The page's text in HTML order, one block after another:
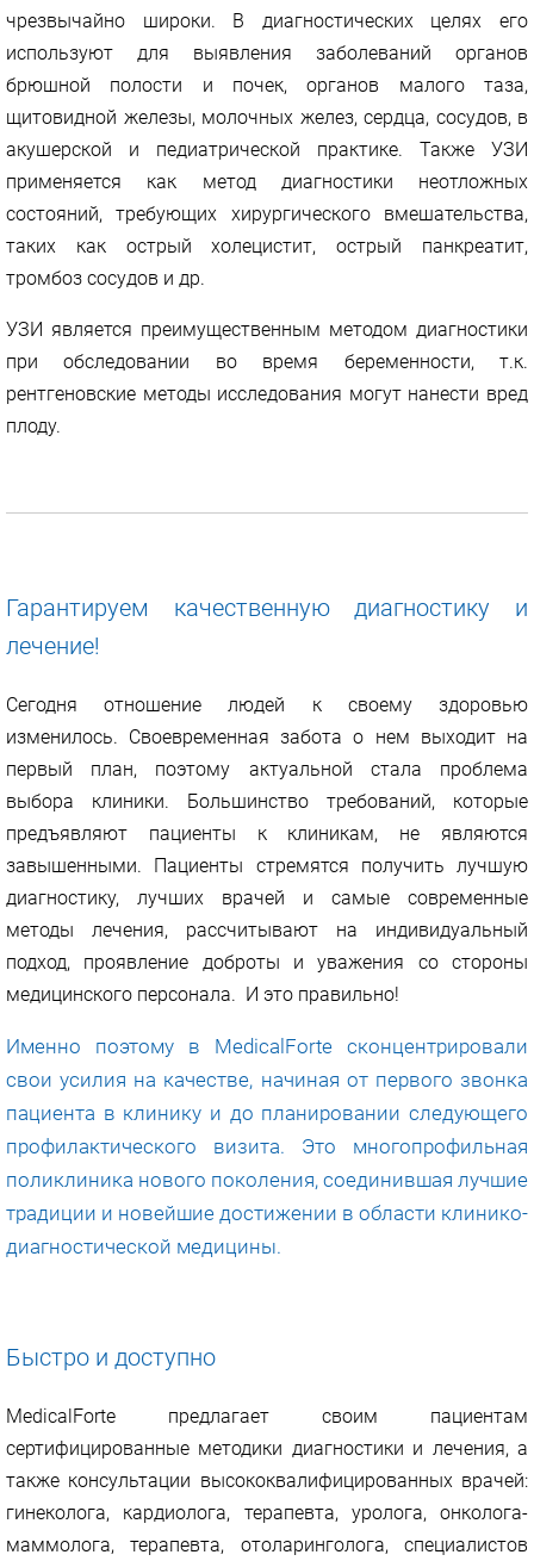
чрезвычайно широки. В диагностических целях его
используют для выявления заболеваний органов
брюшной полости и почек, органов малого таза,
щитовидной железы, молочных желез, сердца, сосудов, в
акушерской и педиатрической практике. Также УЗИ
применяется как метод диагностики неотложных
состояний, требующих хирургического вмешательства,
таких как острый холецистит, острый панкреатит,
тромбоз сосудов и др.
УЗИ является преимущественным методом диагностики
при обследовании во время беременности, т.к.
рентгеновские методы исследования могут нанести вред
плоду.
Гарантируем качественную диагностику и
лечение!
Сегодня отношение людей к своему здоровью
изменилось. Своевременная забота о нем выходит на
первый план, поэтому актуальной стала проблема
выбора клиники. Большинство требований, которые
предъявляют пациенты к клиникам, не являются
завышенными. Пациенты стремятся получить лучшую
диагностику, лучших врачей и самые современные
методы лечения, рассчитывают на индивидуальный
подход, проявление доброты и уважения со стороны
медицинского персонала. И это правильно!
Именно поэтому в MedicalForte сконцентрировали
свои усилия на качестве, начиная от первого звонка
пациента в клинику и до планировании следующего
профилактического визита. Это многопрофильная
поликлиника нового поколения, соединившая лучшие
традиции и новейшие достижении в области клинико-
диагностической медицины.
Быстро и доступно
MedicalForte предлагает своим пациентам
сертифицированные методики диагностики и лечения, а
также консультации высококвалифицированных врачей:
гинеколога, кардиолога, терапевта, уролога, онколога-
маммолога, терапевта, отоларинголога, специалистов